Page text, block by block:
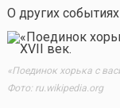
О других
«Поединок хорька с
Фото: ru.wikipedia.org